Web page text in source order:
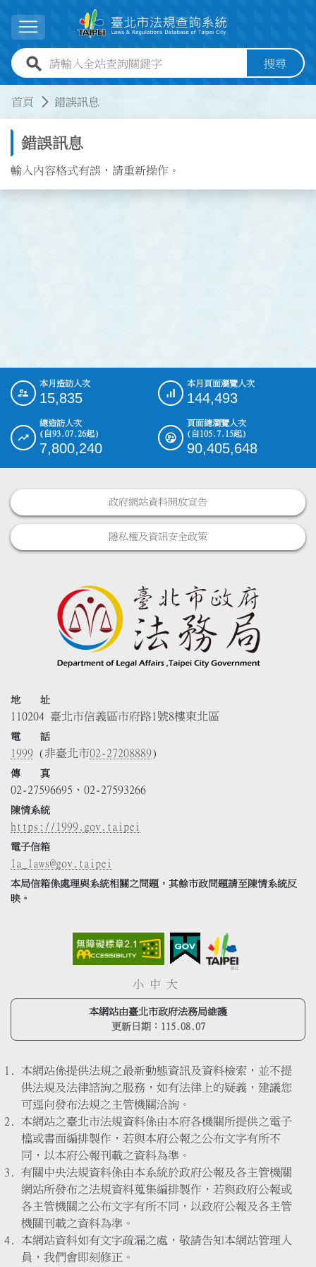
展開選單
全站查詢關鍵字欄位 搜尋
首頁 錯誤訊息
錯誤訊息
輸入內容格式有誤，請重新操作。
::: 本月造訪人次
15,835
本月頁面瀏覽人次
144,493
總造訪人次
(自93.07.26起)
7,800,240
頁面總瀏覽人次
(自105.7.15起)
90,405,648
政府網站資料開放宣告
隱私權及資訊安全政策
地 址
110204 臺北市信義區市府路1號8樓東北區
電 話
1999 (非臺北市02-27208889)
傳 真
02-27596695、02-27593266
陳情系統
https://1999.gov.taipei
電子信箱
la_laws@gov.taipei
本局信箱係處理與系統相關之問題，其餘市政問題請至陳情系統反
映。
小 中 大
本網站由臺北市政府法務局維護
更新日期： 115.08.07
本網站係提供法規之最新動態資訊及資料檢索，並不提
供法規及法律諮詢之服務，如有法律上的疑義，建議您
可逕向發布法規之主管機關洽詢。
本網站之臺北市法規資料係由本府各機關所提供之電子
檔或書面編排製作，若與本府公報之公布文字有所不
同，以本府公報刊載之資料為準。
有關中央法規資料係由本系統於政府公報及各主管機關
網站所發布之法規資料蒐集編排製作，若與政府公報或
各主管機關之公布文字有所不同，以政府公報及各主管
機關刊載之資料為準。
本網站資料如有文字疏漏之處，敬請告知本網站管理人
員，我們會即刻修正。